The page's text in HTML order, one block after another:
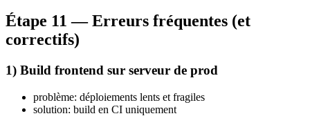
Étape 11 — Erreurs fréquentes (et
correctifs)
1) Build frontend sur serveur de prod
problème: déploiements lents et fragiles
solution: build en CI uniquement